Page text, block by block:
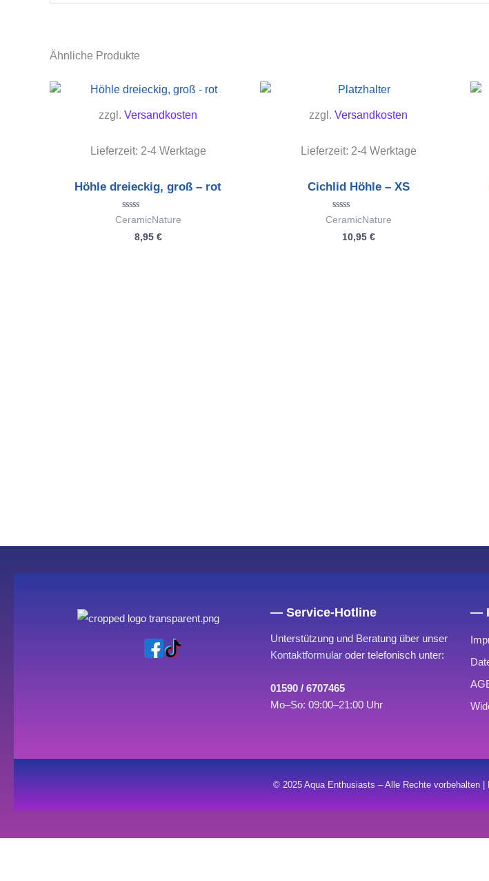
Ähnliche Produkte
zzgl. Versandkosten
Lieferzeit: 2-4 Werktage
Höhle dreieckig, groß – rot
Bewertet
CeramicNature
8,95 €
zzgl. Versandkosten
Lieferzeit: 2-4 Werktage
Cichlid Höhle – XS
Bewertet
CeramicNature
10,95 €
— Service-Hotline
Unterstützung und Beratung über unser
Kontaktformular oder telefonisch unter:
01590 / 6707465
Mo–So: 09:00–21:00 Uhr
—
© 2025 Aqua Enthusiasts – Alle Rechte vorbehalten